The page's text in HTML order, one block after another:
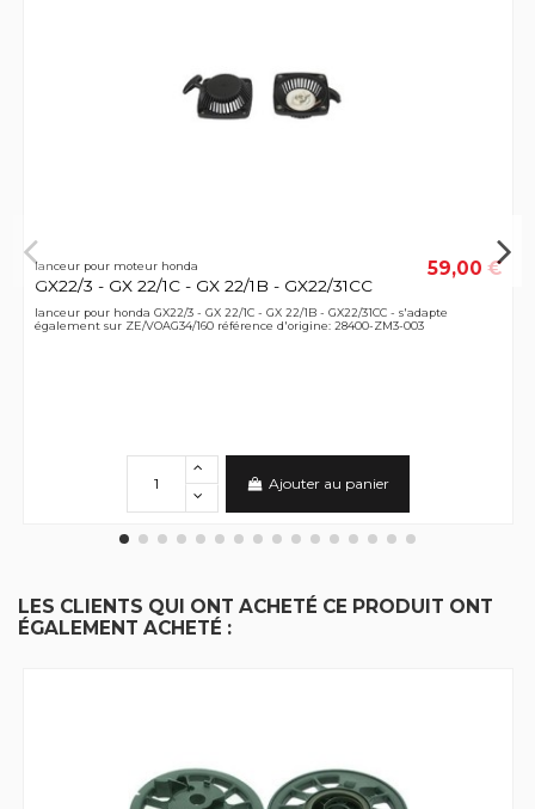
lanceur pour moteur honda
GX22/3 - GX 22/1C - GX 22/1B - GX22/31CC
59,00 €
lanceur pour honda GX22/3 - GX 22/1C - GX 22/1B - GX22/31CC - s'adapte
également sur ZE/VOAG34/160 référence d'origine: 28400-ZM3-003
Ajouter au panier
LES CLIENTS QUI ONT ACHETÉ CE PRODUIT ONT
ÉGALEMENT ACHETÉ :